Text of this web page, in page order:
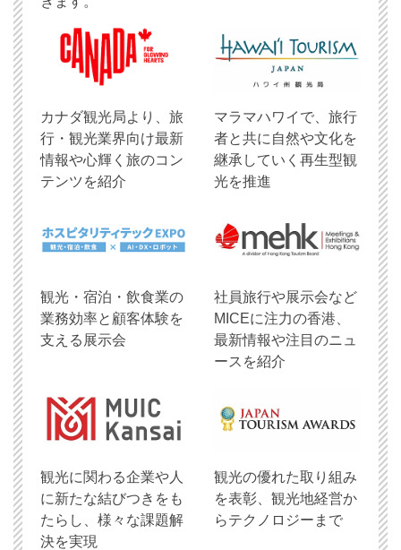
​カナダ観光局より、旅
行・観光業界向け最新
情報や心輝く旅のコン
テンツを紹介
マラマハワイで、旅行
者と共に自然や文化を
継承していく再生型観
光を推進
観光・宿泊・飲食業の
業務効率と顧客体験を
支える展示会
社員旅行や展示会など
MICEに注力の香港、
最新情報や注目のニュ
ースを紹介
観光に関わる企業や人
に新たな結びつきをも
たらし、様々な課題解
決を実現
観光の優れた取り組み
を表彰、観光地経営か
らテクノロジーまで